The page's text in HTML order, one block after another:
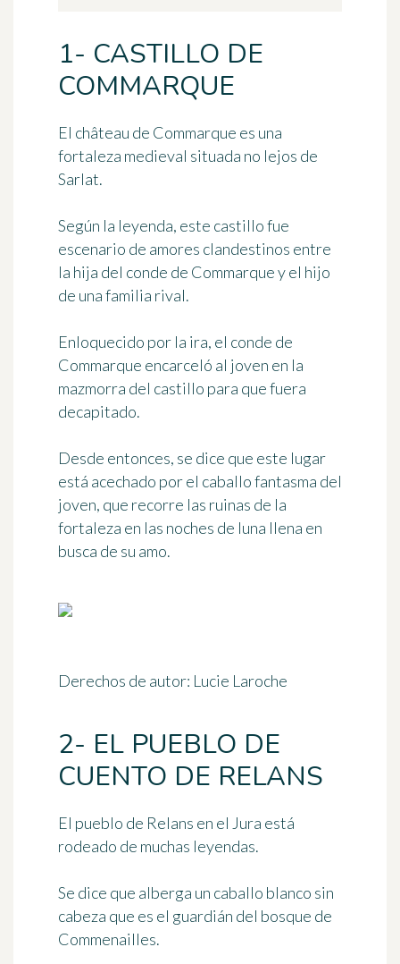
1- CASTILLO DE
COMMARQUE
El château de Commarque es una
fortaleza medieval situada no lejos de
Sarlat.
Según la leyenda, este castillo fue
escenario de amores clandestinos entre
la hija del conde de Commarque y el hijo
de una familia rival.
Enloquecido por la ira, el conde de
Commarque encarceló al joven en la
mazmorra del castillo para que fuera
decapitado.
Desde entonces, se dice que este lugar
está acechado por el caballo fantasma del
joven, que recorre las ruinas de la
fortaleza en las noches de luna llena en
busca de su amo.
Derechos de autor: Lucie Laroche
2- EL PUEBLO DE
CUENTO DE RELANS
El pueblo de Relans en el Jura está
rodeado de muchas leyendas.
Se dice que alberga un caballo blanco sin
cabeza que es el guardián del bosque de
Commenailles.